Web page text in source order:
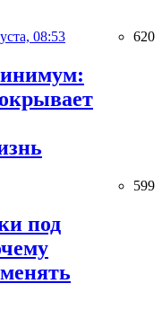
08:53 620
599
под